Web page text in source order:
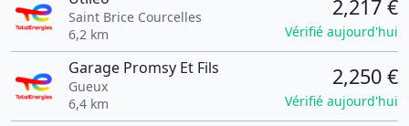
Saint Brice Courcelles
6,2 km
2,217 €
Vérifié aujourd'hui
Garage Promsy Et Fils
Gueux
6,4 km
2,250 €
Vérifié aujourd'hui